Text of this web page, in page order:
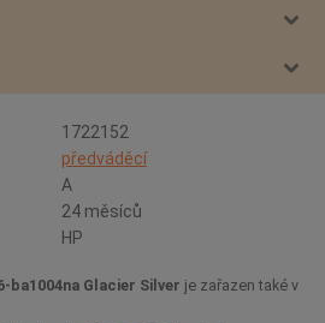
1722152
předváděcí
A
24 měsíců
HP
ba1004na Glacier Silver je zařazen také v